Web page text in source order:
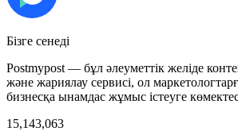
Бізге сенеді
Postmypost — бұл әлеуметтік желіде
және жариялау сервисі, ол
бизнесқа ынамдас жұмыс істеуге
15,143,063